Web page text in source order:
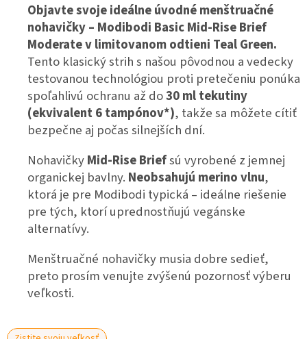
Objavte svoje ideálne úvodné menštruačné
nohavičky – Modibodi Basic Mid-Rise Brief
Moderate v limitovanom odtieni Teal Green.
Tento klasický strih s našou pôvodnou a vedecky
testovanou technológiou proti pretečeniu ponúka
spoľahlivú ochranu až do30 ml tekutiny
(ekvivalent 6 tampónov*), takže sa môžete cítiť
bezpečne aj počas silnejších dní.
NohavičkyMid-Rise Briefsú vyrobené z jemnej
organickej bavlny. Neobsahujú merino vlnu,
ktorá je pre Modibodi typická – ideálne riešenie
pre tých, ktorí uprednostňujú vegánske
alternatívy.
Menštruačné nohavičky musia dobre sedieť,
preto prosím venujte zvýšenú pozornosť výberu
veľkosti.